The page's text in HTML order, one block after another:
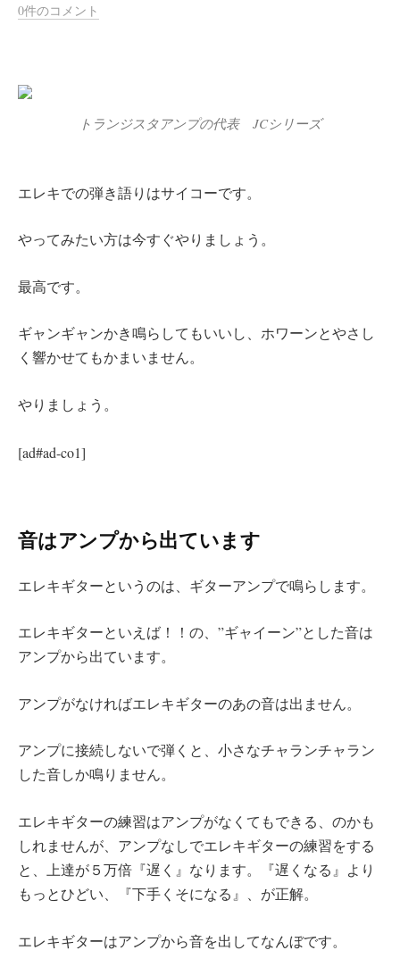
0件のコメント
トランジスタアンプの代表 JCシリーズ
エレキでの弾き語りはサイコーです。
やってみたい方は今すぐやりましょう。
最高です。
ギャンギャンかき鳴らしてもいいし、ホワーンとやさし
く響かせてもかまいません。
やりましょう。
[ad#ad-co1]
音はアンプから出ています
エレキギターというのは、ギターアンプで鳴らします。
エレキギターといえば！！の、”ギャイーン”とした音は
アンプから出ています。
アンプがなければエレキギターのあの音は出ません。
アンプに接続しないで弾くと、小さなチャランチャラン
した音しか鳴りません。
エレキギターの練習はアンプがなくてもできる、のかも
しれませんが、アンプなしでエレキギターの練習をする
と、上達が５万倍『遅く』なります。『遅くなる』より
もっとひどい、『下手くそになる』、が正解。
エレキギターはアンプから音を出してなんぼです。